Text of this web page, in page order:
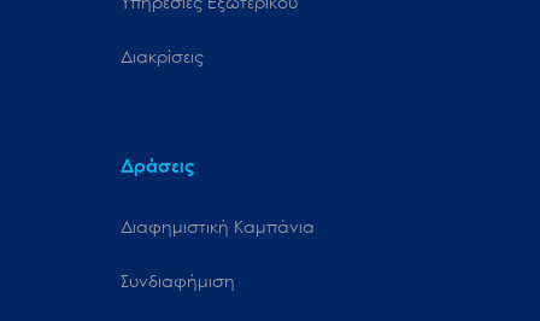
Διακρίσεις
Δράσεις
Διαφημιστική Καμπάνια
Συνδιαφήμιση